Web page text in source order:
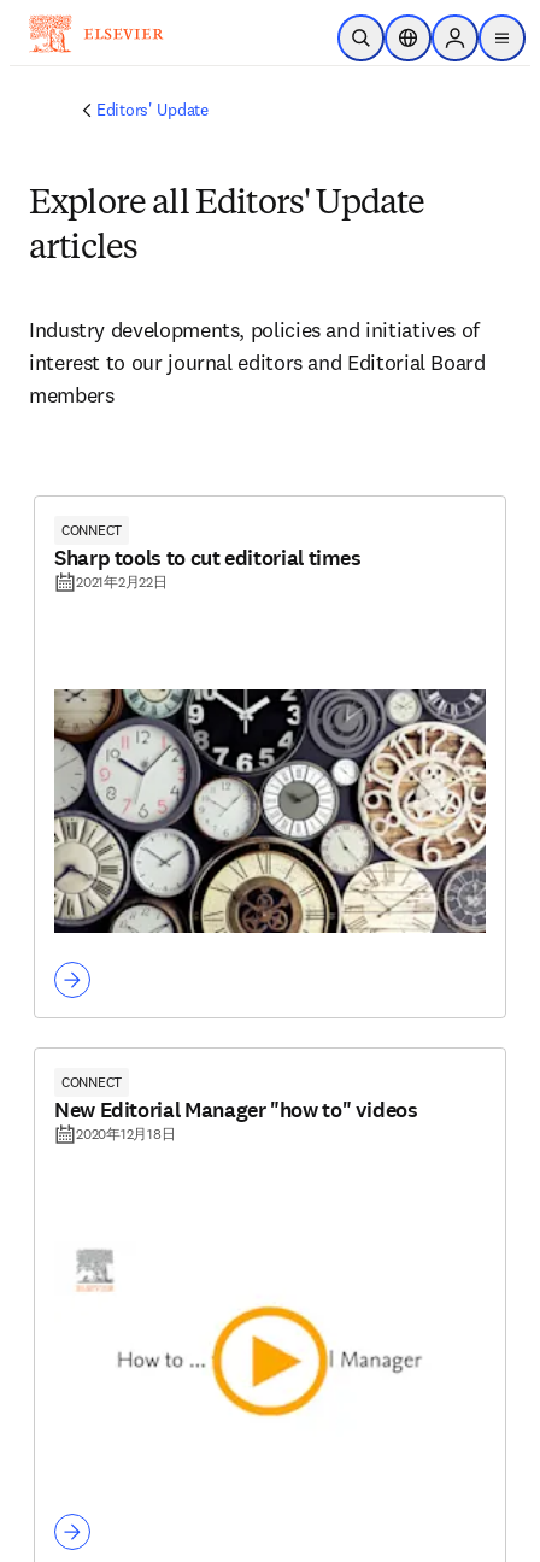
メインのコンテンツにスキップ
検索を開くロケーションセレ
Sign in to
menu
Editors' Update
Explore all Editors' Update
articles
Industry developments, policies and initiatives of
interest to our journal editors and Editorial Board
members
CONNECT
Sharp tools to cut editorial times
2021年2月22日
CONNECT
New Editorial Manager "how to" videos
2020年12月18日